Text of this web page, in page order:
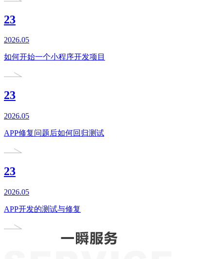
23
2026.05
如何开始一个小程序开发项目
23
2026.05
APP修复问题后如何回归测试
23
2026.05
APP开发的测试与修复